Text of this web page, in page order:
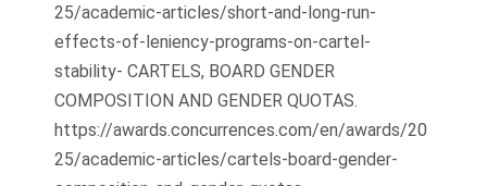
25/academic-articles/short-and-long-run-
effects-of-leniency-programs-on-cartel-
stability- CARTELS, BOARD GENDER
COMPOSITION AND GENDER QUOTAS.
https://awards.concurrences.com/en/awards/20
25/academic-articles/cartels-board-gender-